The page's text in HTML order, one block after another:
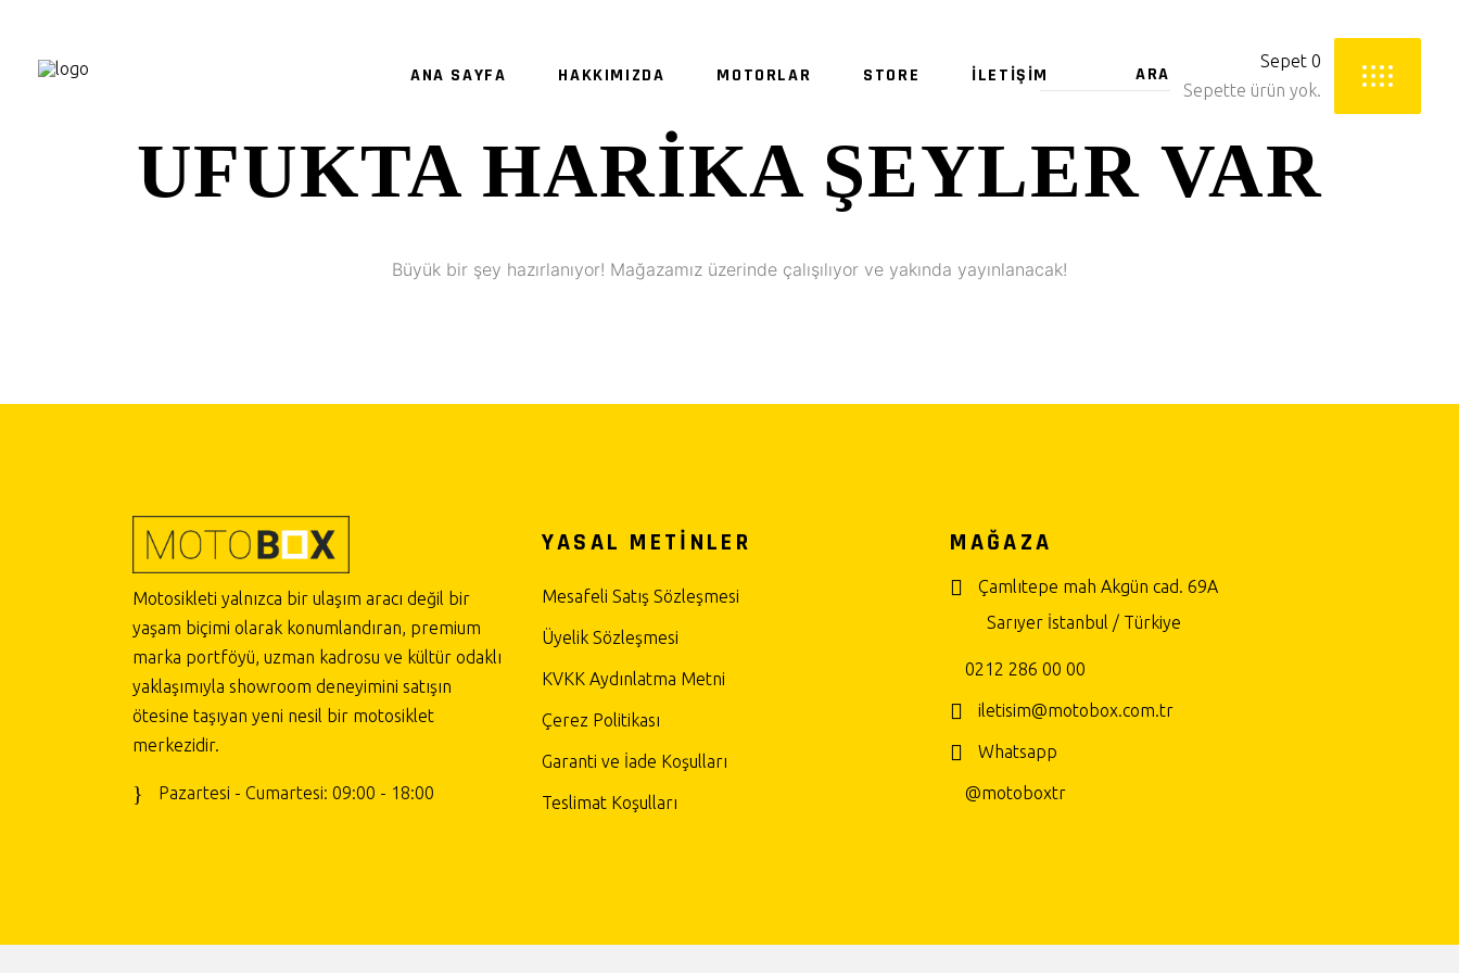
ANA SAYFA HAKKIMIZDA MOTORLAR STORE İLETIŞIM
Sepet 0
Sepette ürün yok.
UFUKTA HARIKA ŞEYLER VAR
Büyük bir şey hazırlanıyor! Mağazamız üzerinde çalışılıyor ve yakında yayınlanacak!
Motosikleti yalnızca bir ulaşım aracı değil bir
yaşam biçimi olarak konumlandıran, premium
marka portföyü, uzman kadrosu ve kültür odaklı
yaklaşımıyla showroom deneyimini satışın
ötesine taşıyan yeni nesil bir motosiklet
merkezidir.
Pazartesi - Cumartesi: 09:00 - 18:00
YASAL METİNLER
Mesafeli Satış Sözleşmesi
Üyelik Sözleşmesi
KVKK Aydınlatma Metni
Çerez Politikası
Garanti ve İade Koşulları
Teslimat Koşulları
MAĞAZA
Çamlıtepe mah Akgün cad. 69A
Sarıyer İstanbul / Türkiye
0212 286 00 00
iletisim@motobox.com.tr
Whatsapp
@motoboxtr